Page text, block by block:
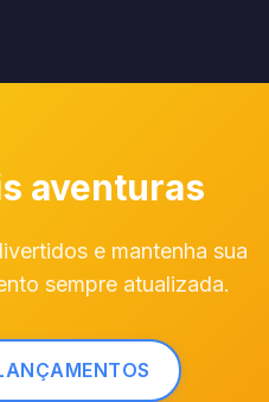
aventuras
e mantenha sua
sempre atualizada.